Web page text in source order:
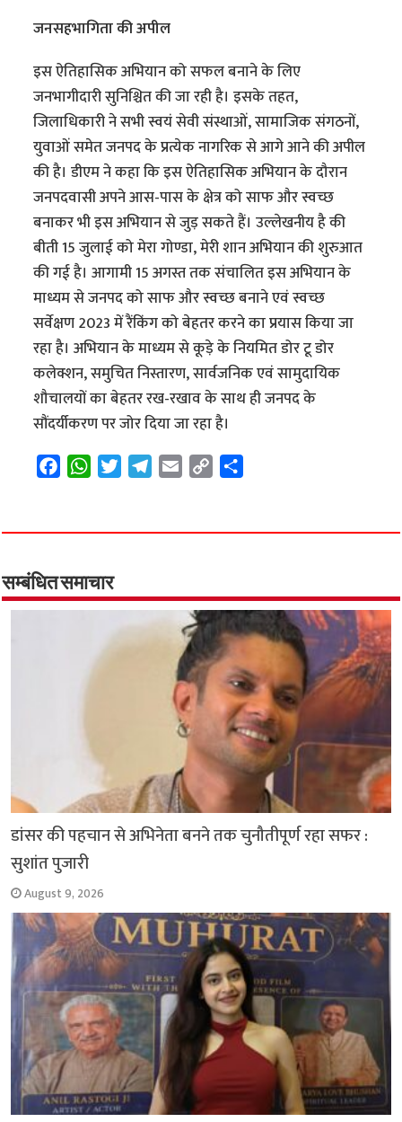
जनसहभागिता की अपील
इस ऐतिहासिक अभियान को सफल बनाने के लिए
जनभागीदारी सुनिश्चित की जा रही है। इसके तहत,
जिलाधिकारी ने सभी स्वयं सेवी संस्थाओं, सामाजिक संगठनों,
युवाओं समेत जनपद के प्रत्येक नागरिक से आगे आने की अपील
की है। डीएम ने कहा कि इस ऐतिहासिक अभियान के दौरान
जनपदवासी अपने आस-पास के क्षेत्र को साफ और स्वच्छ
बनाकर भी इस अभियान से जुड़ सकते हैं। उल्लेखनीय है की
बीती 15 जुलाई को मेरा गोण्डा, मेरी शान अभियान की शुरुआत
की गई है। आगामी 15 अगस्त तक संचालित इस अभियान के
माध्यम से जनपद को साफ और स्वच्छ बनाने एवं स्वच्छ
सर्वेक्षण 2023 में रैंकिंग को बेहतर करने का प्रयास किया जा
रहा है। अभियान के माध्यम से कूड़े के नियमित डोर टू डोर
कलेक्शन, समुचित निस्तारण, सार्वजनिक एवं सामुदायिक
शौचालयों का बेहतर रख-रखाव के साथ ही जनपद के
सौंदर्यीकरण पर जोर दिया जा रहा है।
e
o
o
W
t
A
p
t
r
e
a
m
i
y
n
k
r
सम्बंधित समाचार
डांसर की पहचान से अभिनेता बनने तक चुनौतीपूर्ण रहा सफर :
सुशांत पुजारी
August 9, 2026